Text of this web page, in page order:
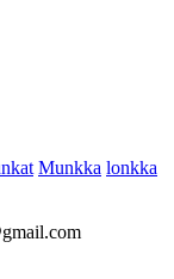
Munkka lonkka